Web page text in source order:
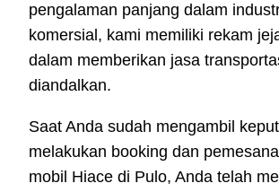
pengalaman panjang dalam
komersial, kami memiliki rekam
dalam memberikan jasa
diandalkan.
Saat Anda sudah mengambil
melakukan booking dan
mobil Hiace di Pulo, Anda telah